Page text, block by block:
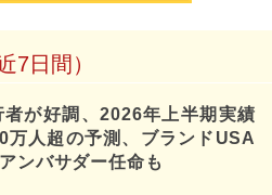
7日間）
が好調、2026年上半期実績
万人超の予測、ブランドUSA
ンバサダー任命も